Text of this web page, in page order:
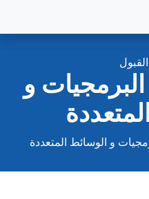
و
و الوسائط المتعددة